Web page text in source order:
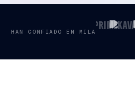
HAN CONFIADO EN MILA